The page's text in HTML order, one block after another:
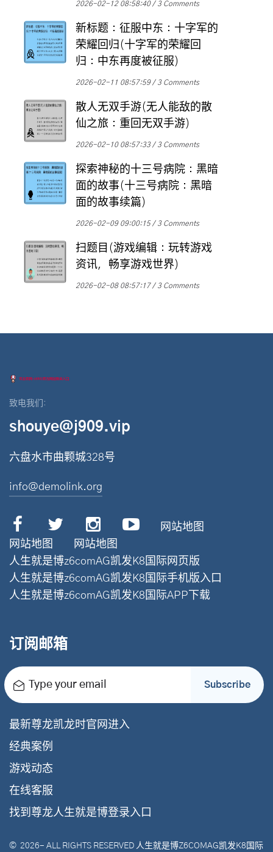
2026-02-12 08:58:40 3 Comments
新标题：征服中东：十字军的
荣耀回归(十字军的荣耀回
归：中东再度被征服)
2026-02-11 08:57:59 3 Comments
散人无双手游(无人能敌的散
仙之旅：重回无双手游)
2026-02-10 08:57:33 3 Comments
探索神秘的十三号病院：黑暗
面的故事(十三号病院：黑暗
面的故事续篇)
2026-02-09 09:00:15 3 Comments
扫题目(游戏编辑：玩转游戏
资讯，畅享游戏世界)
2026-02-08 08:57:17 3 Comments
致电我们:
shouye@j909.vip
六盘水市曲颗城328号
info@demolink.org
网站地图
网站地图
网站地图
人生就是博z6comAG凯发K8国际网页版
人生就是博z6comAG凯发K8国际手机版入口
人生就是博z6comAG凯发K8国际APP下载
订阅邮箱
Type your email Subscribe
最新尊龙凯龙时官网进入
经典案例
游戏动态
在线客服
找到尊龙人生就是博登录入口
© 2026- ALL RIGHTS RESERVED 人生就是博Z6COMAG凯发K8国际